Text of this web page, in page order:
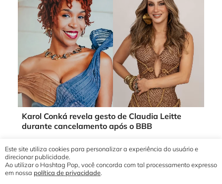
Karol Conká revela gesto de Claudia Leitte
durante cancelamento após o BBB
Este site utiliza cookies para personalizar a experiência do usuário e
direcionar publicidade.
Ao utilizar o Hashtag Pop, você concorda com tal processamento expresso
em nossa política de privacidade